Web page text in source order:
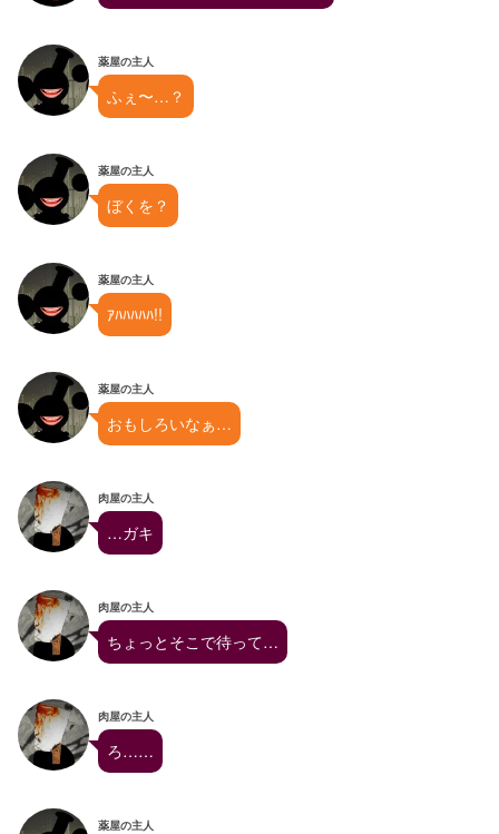
薬屋の主人
ふぇ〜…？
薬屋の主人
ぼくを？
薬屋の主人
ｱﾊﾊﾊﾊﾊ!!
薬屋の主人
おもしろいなぁ…
肉屋の主人
…ガキ
肉屋の主人
ちょっとそこで待って…
肉屋の主人
ろ……
薬屋の主人